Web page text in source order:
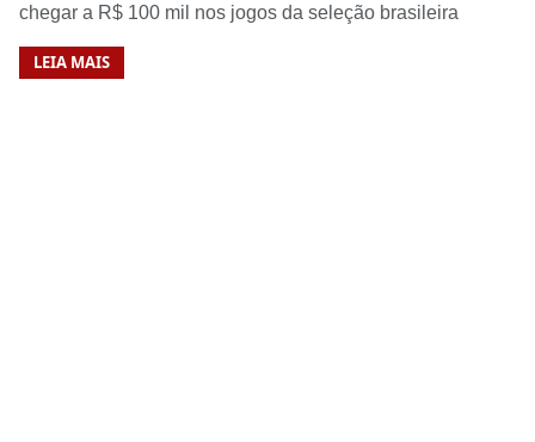
chegar a R$ 100 mil nos jogos da seleção brasileira
LEIA MAIS